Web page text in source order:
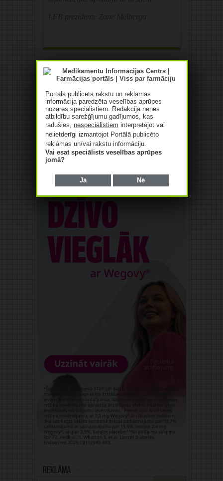
Reklāma
Reklāma
Reklāma
Portālā publicētā rakstu un reklāmas
informācija paredzēta veselības aprūpes
nozares speciālistiem. Redakcija nenes
atbildību sarežģījumu gadījumos, kas
radušies, nespeciālistiem interpretējot vai
nelietderīgi izmantojot Portālā publicēto
reklāmas un/vai rakstu informāciju.
Vai esat speciālists veselības aprūpes
jomā?
Jā Nē